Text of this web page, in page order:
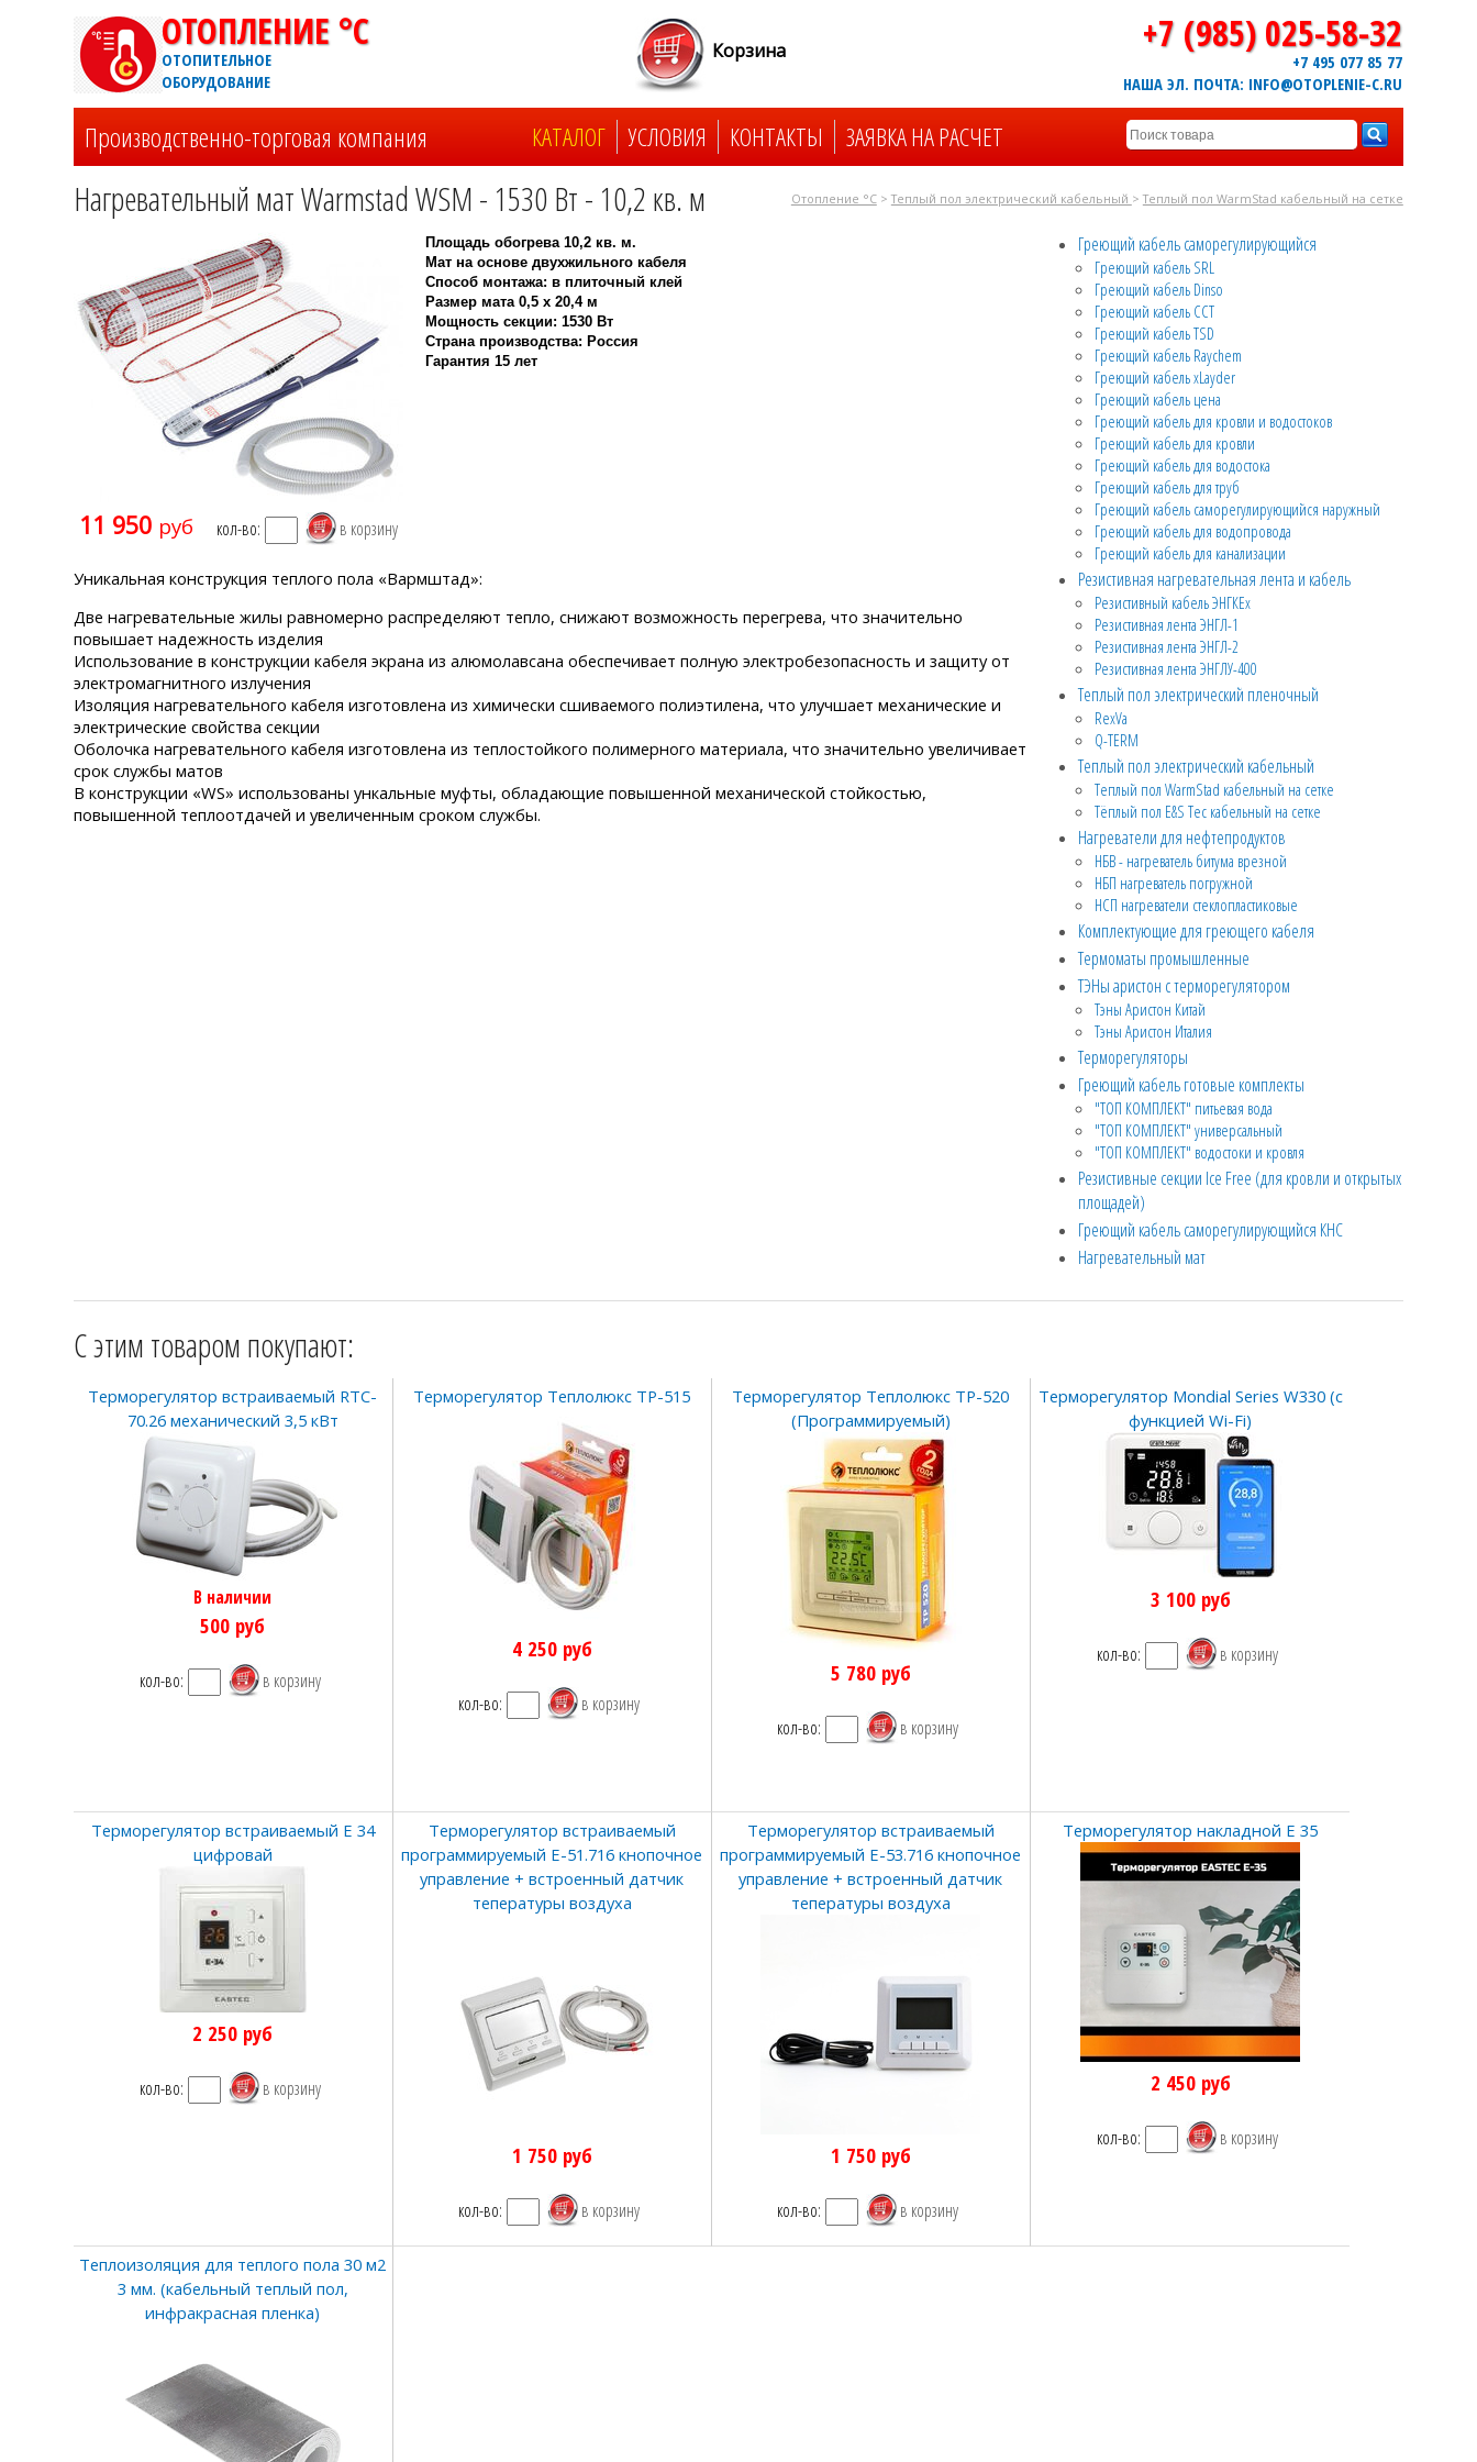
ОТОПЛЕНИЕ °C
ОТОПИТЕЛЬНОЕ
ОБОРУДОВАНИЕ
Корзина +7 (985) 025-58-32
+7 495 077 85 77
НАША ЭЛ. ПОЧТА: INFO@OTOPLENIE-C.RU
Производственно-торговая компания КАТАЛОГ УСЛОВИЯ КОНТАКТЫ ЗАЯВКА НА РАСЧЕТ
Отопление °C> Теплый пол электрический кабельный > Теплый пол WarmStad кабельный на сетке
Нагревательный мат Warmstad WSM - 1530 Вт - 10,2 кв. м
11 950 руб кол-во:
Площадь обогрева 10,2 кв. м.
Мат на основе двухжильного кабеля
Способ монтажа: в плиточный клей
Размер мата 0,5 x 20,4 м
Мощность секции: 1530 Вт
Страна производства: Россия
Гарантия 15 лет
Уникальная конструкция теплого пола «Вармштад»:
Две нагревательные жилы равномерно распределяют тепло, снижают возможность перегрева, что значительно
повышает надежность изделия
Использование в конструкции кабеля экрана из алюмолавсана обеспечивает полную электробезопасность и защиту от
электромагнитного излучения
Изоляция нагревательного кабеля изготовлена из химически сшиваемого полиэтилена, что улучшает механические и
электрические свойства секции
Оболочка нагревательного кабеля изготовлена из теплостойкого полимерного материала, что значительно увеличивает
срок службы матов
В конструкции «WS» использованы ункальные муфты, обладающие повышенной механической стойкостью,
повышенной теплоотдачей и увеличенным сроком службы.
Греющий кабель саморегулирующийся
Греющий кабель SRL
Греющий кабель Dinso
Греющий кабель CCT
Греющий кабель TSD
Греющий кабель Raychem
Греющий кабель xLayder
Греющий кабель цена
Греющий кабель для кровли и водостоков
Греющий кабель для кровли
Греющий кабель для водостока
Греющий кабель для труб
Греющий кабель саморегулирующийся наружный
Греющий кабель для водопровода
Греющий кабель для канализации
Резистивная нагревательная лента и кабель
Резистивный кабель ЭНГКЕх
Резистивная лента ЭНГЛ-1
Резистивная лента ЭНГЛ-2
Резистивная лента ЭНГЛУ-400
Теплый пол электрический пленочный
RexVa
Q-TERM
Теплый пол электрический кабельный
Теплый пол WarmStad кабельный на сетке
Тёплый пол E&S Tec кабельный на сетке
Нагреватели для нефтепродуктов
НБВ - нагреватель битума врезной
НБП нагреватель погружной
НСП нагреватели стеклопластиковые
Комплектующие для греющего кабеля
Термоматы промышленные
ТЭНы аристон с терморегулятором
Тэны Аристон Китай
Тэны Аристон Италия
Терморегуляторы
Греющий кабель готовые комплекты
"ТОП КОМПЛЕКТ" питьевая вода
"ТОП КОМПЛЕКТ" универсальный
"ТОП КОМПЛЕКТ" водостоки и кровля
Резистивные секции Ice Free (для кровли и открытых
площадей)
Греющий кабель саморегулирующийся КНС
Нагревательный мат
С этим товаром покупают:
Терморегулятор встраиваемый RTC-
70.26 механический 3,5 кВт
В наличии
500 руб
кол-во:
Терморегулятор Теплолюкс ТР-515
4 250 руб
кол-во:
Терморегулятор Теплолюкс ТР-520
(Программируемый)
5 780 руб
кол-во:
Терморегулятор Mondial Series W330 (с
функцией Wi-Fi)
3 100 руб
кол-во:
Терморегулятор встраиваемый Е 34
цифровай
2 250 руб
кол-во:
Терморегулятор встраиваемый
программируемый E-51.716 кнопочное
управление + встроенный датчик
тепературы воздуха
1 750 руб
кол-во:
Терморегулятор встраиваемый
программируемый E-53.716 кнопочное
управление + встроенный датчик
тепературы воздуха
1 750 руб
кол-во:
Терморегулятор накладной Е 35
2 450 руб
кол-во:
Теплоизоляция для теплого пола 30 м2
3 мм. (кабельный теплый пол,
инфракрасная пленка)